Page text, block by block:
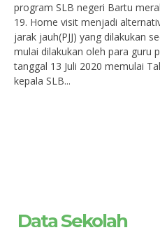
program SLB negeri Bartu
19. Home visit menjadi
jarak jauh(PJJ) yang dilakukan
mulai dilakukan oleh para guru
tanggal 13 Juli 2020 memulai
kepala SLB...
Data Sekolah